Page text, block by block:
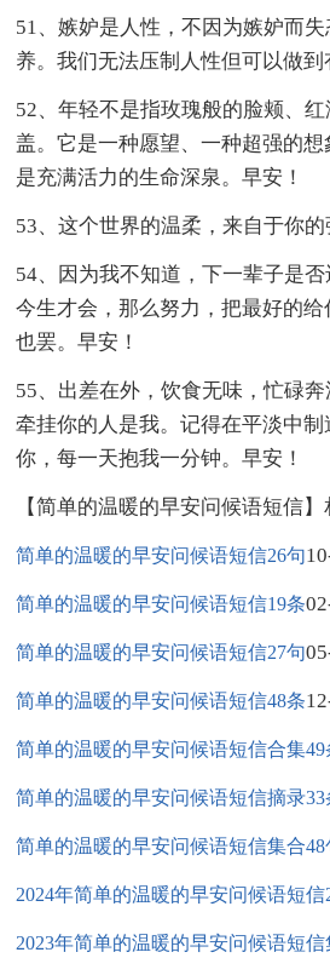
51、嫉妒是人性，不因为嫉妒而
养。我们无法压制人性但可以做到
52、年轻不是指玫瑰般的脸颊、
盖。它是一种愿望、一种超强的
是充满活力的生命深泉。早安！
53、这个世界的温柔，来自于你的
54、因为我不知道，下一辈子是
今生才会，那么努力，把最好的
也罢。早安！
55、出差在外，饮食无味，忙碌奔
牵挂你的人是我。记得在平淡中
你，每一天抱我一分钟。早安！
【简单的温暖的早安问候语短信】
简单的温暖的早安问候语短信26句
简单的温暖的早安问候语短信19条
简单的温暖的早安问候语短信27句
简单的温暖的早安问候语短信48条
简单的温暖的早安问候语短信合集49
简单的温暖的早安问候语短信摘录33
简单的温暖的早安问候语短信集合48
2024年简单的温暖的早安问候语短信
2023年简单的温暖的早安问候语短信